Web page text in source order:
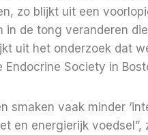
zo blijkt uit een
in de tong veranderen
uit het onderzoek dat
Society in
smaken vaak minder
en energierijk